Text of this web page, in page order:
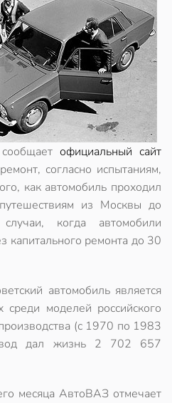
официальный сайт
согласно испытаниям,
как автомобиль проходил
из Москвы до
когда автомобили
капитального ремонта до 30
автомобиль является
моделей российского
(с 1970 по 1983
дал жизнь 2 702 657
месяца АвтоВАЗ отмечает